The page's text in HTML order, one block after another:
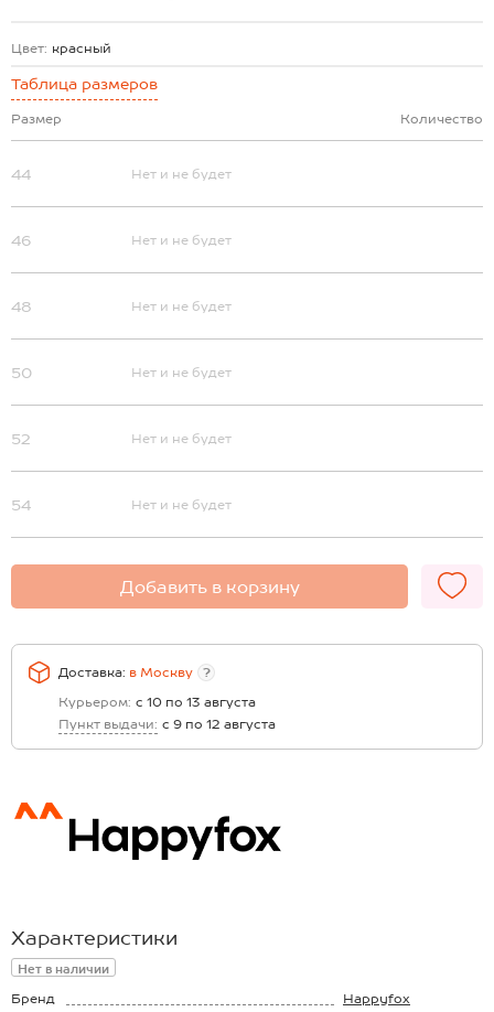
Цвет: красный
Таблица размеров
Размер Количество
44 Нет и не будет
46 Нет и не будет
48 Нет и не будет
50 Нет и не будет
52 Нет и не будет
54 Нет и не будет
Добавить в корзину
Доставка: в Москву
?
Курьером: с 10 по 13 августа
Пункт выдачи: с 9 по 12 августа
Характеристики
Нет в наличии
Бренд
Happyfox